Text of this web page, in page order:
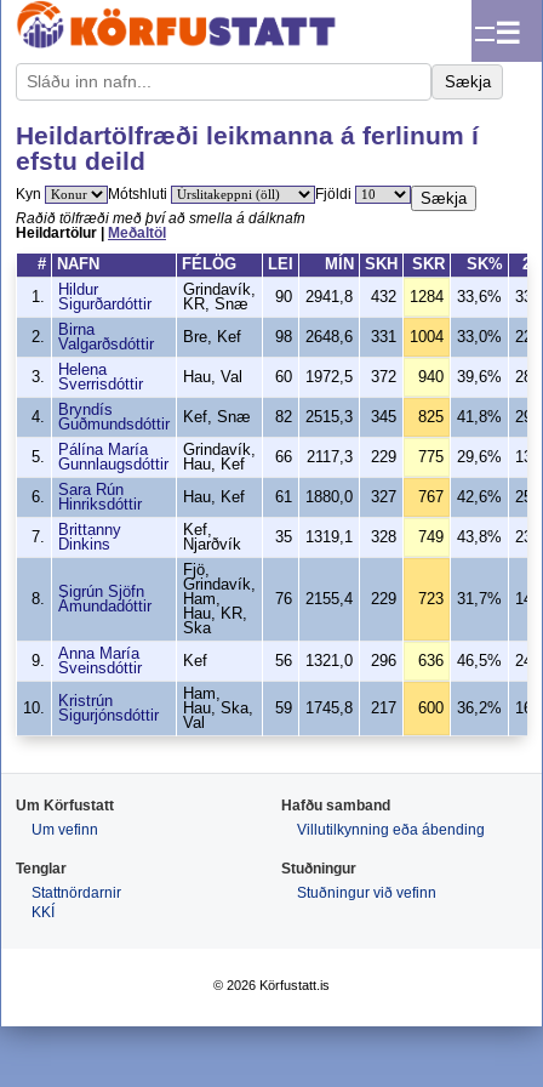
☰
Sækja
Heildartölfræði leikmanna á ferlinum í
efstu deild
Kyn Mótshluti Fjöldi Sækja
Raðið tölfræði með því að smella á dálknafn
Heildartölur |
Meðaltöl
#
NAFN FÉLÖG LEI MÍN SKH SKR SK%
2H
1.
Hildur
Sigurðardóttir
Grindavík,
KR, Snæ
90 2941,8 432 1284 33,6% 335
2.
Birna
Valgarðsdóttir
Bre, Kef 98 2648,6 331 1004 33,0% 223
3.
Helena
Sverrisdóttir
Hau, Val 60 1972,5 372 940 39,6% 283
4.
Bryndís
Guðmundsdóttir
Kef, Snæ 82 2515,3 345 825 41,8% 294
5.
Pálína María
Gunnlaugsdóttir
Grindavík,
Hau, Kef
66 2117,3 229 775 29,6% 137
6.
Sara Rún
Hinriksdóttir
Hau, Kef 61 1880,0 327 767 42,6% 257
7.
Brittanny
Dinkins
Kef,
Njarðvík
35 1319,1 328 749 43,8% 233
8.
Sigrún Sjöfn
Ámundadóttir
Fjö,
Grindavík,
Ham,
Hau, KR,
Ska
76 2155,4 229 723 31,7% 148
9.
Anna María
Sveinsdóttir
Kef 56 1321,0 296 636 46,5% 242
10.
Kristrún
Sigurjónsdóttir
Ham,
Hau, Ska,
Val
59 1745,8 217 600 36,2% 165
Um Körfustatt
Um vefinn
Hafðu samband
Villutilkynning eða ábending
Tenglar
Stattnördarnir
KKÍ
Stuðningur
Stuðningur við vefinn
© 2026 Körfustatt.is